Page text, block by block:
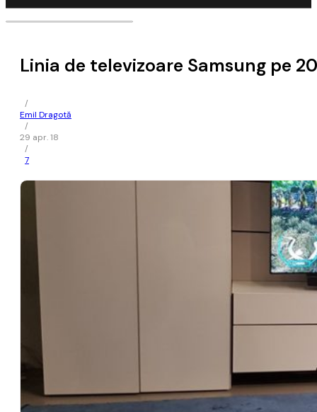
Linia de televizoare Samsung pe
/
Emil Dragotă
/
29 apr. 18
/
7